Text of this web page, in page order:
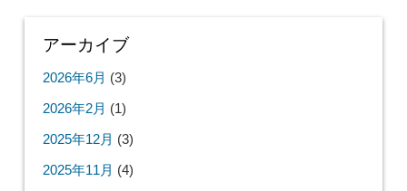
アーカイブ
2026年6月 (3)
2026年2月 (1)
2025年12月 (3)
2025年11月 (4)